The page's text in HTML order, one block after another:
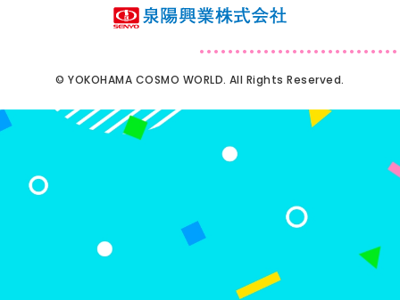
© YOKOHAMA COSMO WORLD. All Rights Reserved.